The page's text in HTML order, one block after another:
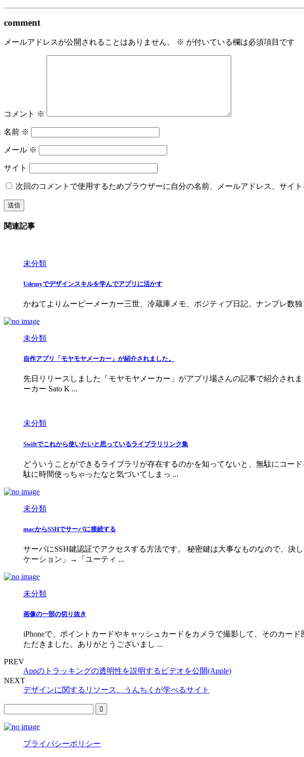
comment
メールアドレスが公開されることはありません。 ※ が付いている欄は必須項目です
コメント ※
名前 ※
メール ※
サイト
次回のコメントで使用するためブラウザーに自分の名前、メールアドレス、サイト
関連記事
未分類
Udemyでデザインスキルを学んでアプリに活かす
かねてよりムービーメーカー三世、冷蔵庫メモ、ポジティブ日記、ナンプレ数独
未分類
自作アプリ「モヤモヤメーカー」が紹介されました。
先日リリースしました「モヤモヤメーカー」がアプリ場さんの記事で紹介され
ーカー Sato K ...
未分類
Swiftでこれから使いたいと思っているライブラリリンク集
どういうことができるライブラリが存在するのかを知ってないと、無駄にコー
駄に時間使っちゃったなと気づいてしまっ ...
未分類
macからSSHでサーバに接続する
サーバにSSH鍵認証でアクセスする方法です。 秘密鍵は大事なものなので、決
ケーション」→「ユーティ ...
未分類
画像の一部の切り抜き
iPhoneで、ポイントカードやキャッシュカードをカメラで撮影して、そのカー
ただきました。ありがとうございまし ...
PREV
Appのトラッキングの透明性を説明するビデオを公開(Apple)
NEXT
デザインに関するリソース、うんちくが学べるサイト
プライバシーポリシー